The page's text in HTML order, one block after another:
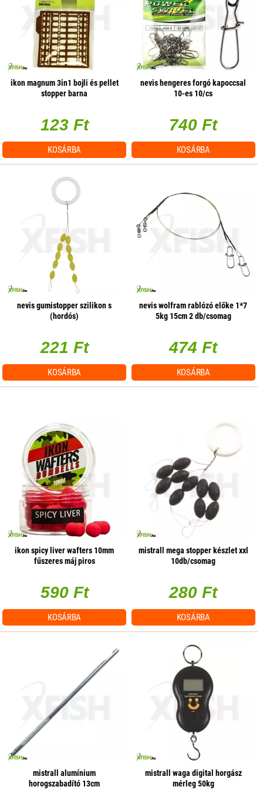
ikon magnum 3in1 bojli és pellet
stopper barna
123 Ft
KOSÁRBA
nevis hengeres forgó kapoccsal
10-es 10/cs
740 Ft
KOSÁRBA
nevis gumistopper szilikon s
(hordós)
221 Ft
KOSÁRBA
nevis wolfram rablózó előke 1*7
5kg 15cm 2 db/csomag
474 Ft
KOSÁRBA
ikon spicy liver wafters 10mm
fűszeres máj piros
590 Ft
KOSÁRBA
mistrall mega stopper készlet xxl
10db/csomag
280 Ft
KOSÁRBA
mistrall alumínium
horogszabadító 13cm
mistrall waga digital horgász
mérleg 50kg